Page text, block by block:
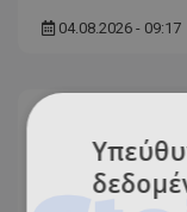
04.08.2026 - 09:17